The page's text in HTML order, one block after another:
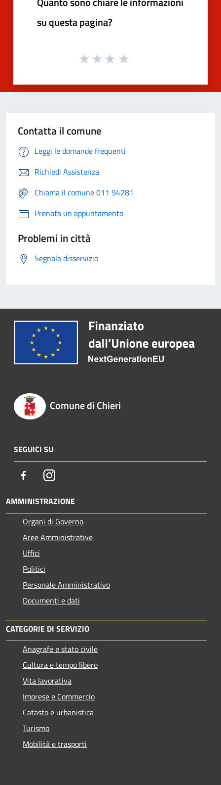
su questa pagina?
Contatta il comune
Leggi le domande frequenti
Richiedi Assistenza
Chiama il comune 011 94281
Prenota un appuntamento
Problemi in città
Segnala disservizio
Comune di Chieri
SEGUICI SU
FacebookInstagram
AMMINISTRAZIONE
Organi di Governo
Aree Amministrative
Uffici
Politici
Personale Amministrativo
Documenti e dati
CATEGORIE DI SERVIZIO
Anagrafe e stato civile
Cultura e tempo libero
Vita lavorativa
Imprese e Commercio
Catasto e urbanistica
Turismo
Mobilità e trasporti